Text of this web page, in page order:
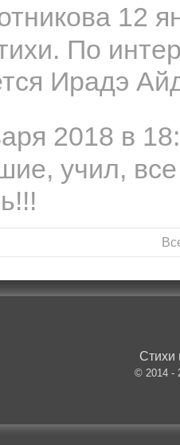
12
По
Ирадэ
2018 в
учил,
Стихи
© 2014 -